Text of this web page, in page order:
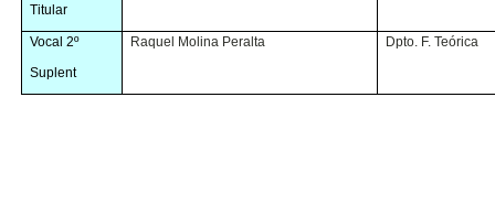
Titular
Vocal 2º
Suplent
Raquel Molina Peralta Dpto. F. Teórica